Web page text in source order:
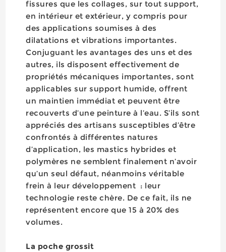
fissures que les collages, sur tout support,
en intérieur et extérieur, y compris pour
des applications soumises à des
dilatations et vibrations importantes.
Conjuguant les avantages des uns et des
autres, ils disposent effectivement de
propriétés mécaniques importantes, sont
applicables sur support humide, offrent
un maintien immédiat et peuvent être
recouverts d’une peinture à l’eau. S’ils sont
appréciés des artisans susceptibles d’être
confrontés à différentes natures
d’application, les mastics hybrides et
polymères ne semblent finalement n’avoir
qu’un seul défaut, néanmoins véritable
frein à leur développement : leur
technologie reste chère. De ce fait, ils ne
représentent encore que 15 à 20% des
volumes.
La poche grossit